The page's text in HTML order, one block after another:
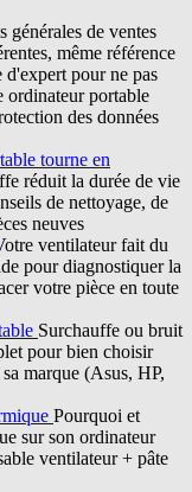
générales de ventes
même référence
pour ne pas
ordinateur portable
des données
tourne en
réduit la durée de vie
de nettoyage, de
neuves
ventilateur fait du
pour diagnostiquer la
votre pièce en toute
Surchauffe ou bruit
pour bien choisir
marque (Asus, HP,
Pourquoi et
sur son ordinateur
ventilateur + pâte